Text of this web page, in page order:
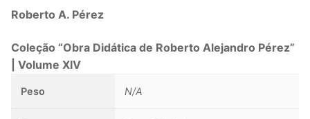
Acordeão
Voz
Coro
Roberto A. Pérez
Coleção “Obra Didática de Roberto Alejandro Pérez”
| Volume XIV
Peso N/A